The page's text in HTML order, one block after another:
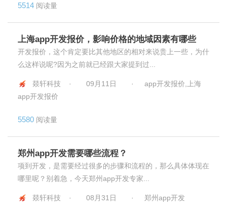
5514 阅读量
上海app开发报价，影响价格的地域因素有哪些
开发报价，这个肯定要比其他地区的相对来说贵上一些，为什
么这样说呢?因为之前就已经跟大家提到过...
燚轩科技 · 09月11日 ·
app开发报价,上海
app开发报价
5580 阅读量
郑州app开发需要哪些流程？
项到开发，是需要经过很多的步骤和流程的，那么具体体现在
哪里呢？别着急，今天郑州app开发专家...
燚轩科技 · 08月31日 · 郑州app开发